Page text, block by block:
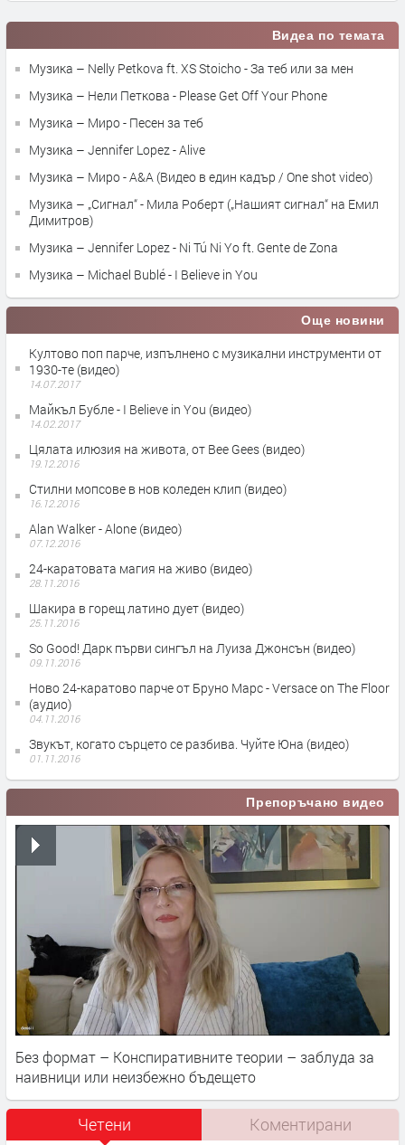
Видеа по темата
Музика – Nelly Petkova ft. XS Stoicho - За теб или за мен
Музика – Нели Петкова - Please Get Off Your Phone
Музика – Миро - Песен за теб
Музика – Jennifer Lopez - Alive
Музика – Миро - A&A (Видео в един кадър / One shot video)
Музика – „Сигнал“ - Мила Роберт („Нашият сигнал“ на Емил
Димитров)
Музика – Jennifer Lopez - Ni Tú Ni Yo ft. Gente de Zona
Музика – Michael Bublé - I Believe in You
Още новини
Култово поп парче, изпълнено с музикални инструменти от
1930-те (видео)
14.07.2017
Майкъл Бубле - I Believe in You (видео)
14.02.2017
Цялата илюзия на живота, от Bee Gees (видео)
19.12.2016
Стилни мопсове в нов коледен клип (видео)
16.12.2016
Alan Walker - Alone (видео)
07.12.2016
24-каратовата магия на живо (видео)
28.11.2016
Шакира в горещ латино дует (видео)
25.11.2016
So Good! Дарк първи сингъл на Луиза Джонсън (видео)
09.11.2016
Ново 24-каратово парче от Бруно Марс - Versace on The Floor
(аудио)
04.11.2016
Звукът, когато сърцето се разбива. Чуйте Юна (видео)
01.11.2016
Препоръчано видео
Без формат – Конспиративните теории – заблуда за
наивници или неизбежно бъдещето
Четени Коментирани